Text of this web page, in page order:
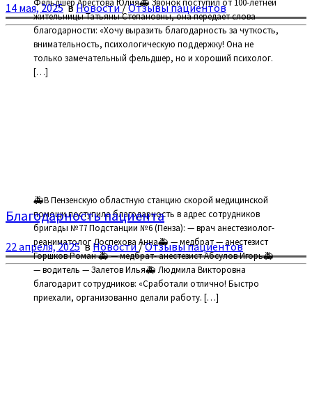
Фельдшер Арестова Юлия🚑 Звонок поступил от 100-летней
жительницы Татьяны Степановны, она передает слова
благодарности: «Хочу выразить благодарность за чуткость,
внимательность, психологическую поддержку! Она не
только замечательный фельдшер, но и хороший психолог.
[…]
14 мая, 2025вНовости/Отзывы пациентов
🚑В Пензенскую областную станцию скорой медицинской
помощи поступила благодарность в адрес сотрудников
бригады №77 Подстанции №6 (Пенза): — врач анестезиолог-
реаниматолог Доспехова Анна🚑 — медбрат — анестезист
Горшков Роман 🚑 — медбрат- анестезист Абсулов Игорь🚑
— водитель — Залетов Илья🚑 Людмила Викторовна
благодарит сотрудников: «Сработали отлично! Быстро
приехали, организованно делали работу. […]
Благодарность пациента
22 апреля, 2025в Новости /Отзывы пациентов